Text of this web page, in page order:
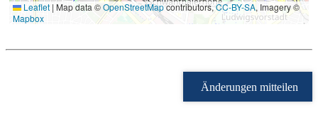
Leaflet | Map data ©OpenStreetMapcontributors,CC-BY-SA, Imagery ©
Mapbox
Änderungen mitteilen